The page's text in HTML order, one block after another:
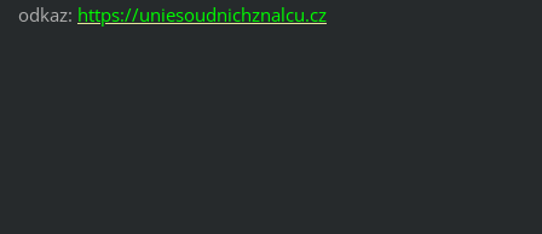
odkaz: https://uniesoudnichznalcu.cz